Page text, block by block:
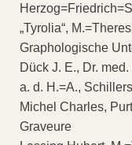
„Tyrolia“,
Graphologische
Dück J. E., Dr.
a. d. H.=A.,
Michel Charles,
Graveure